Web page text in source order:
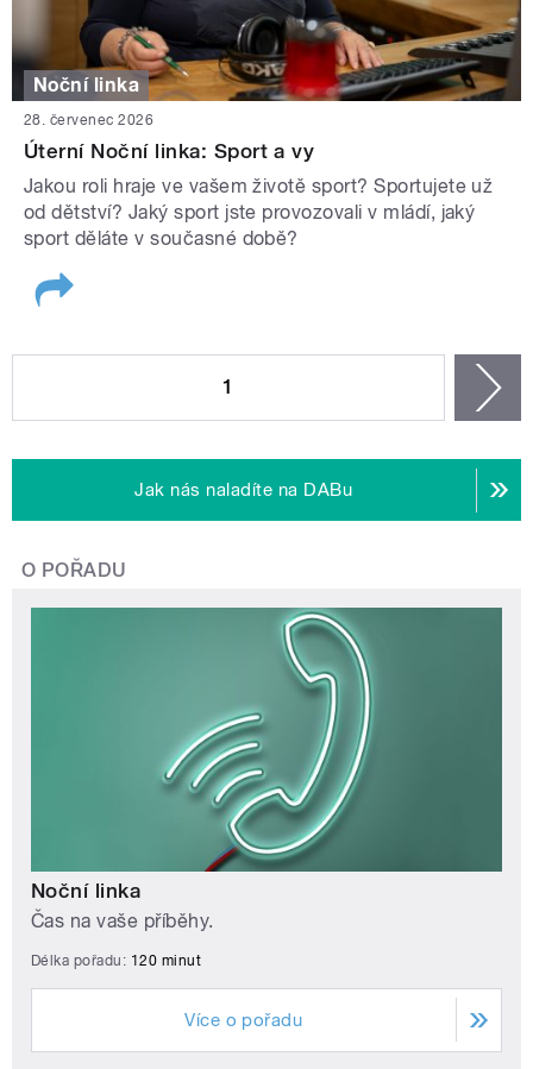
Noční linka
28. červenec 2026
Úterní Noční linka: Sport a vy
Jakou roli hraje ve vašem životě sport? Sportujete už
od dětství? Jaký sport jste provozovali v mládí, jaký
sport děláte v současné době?
1
Jak nás naladíte na DABu
O POŘADU
Noční linka
Čas na vaše příběhy.
Délka pořadu: 120 minut
Více o pořadu